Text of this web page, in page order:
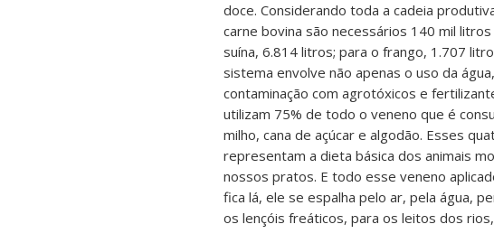
doce. Considerando toda a cadeia
carne bovina são necessários 140 mil litros
suína, 6.814 litros; para o frango, 1.707
sistema envolve não apenas o uso da
contaminação com agrotóxicos e
utilizam 75% de todo o veneno que é
milho, cana de açúcar e algodão. Esses
representam a dieta básica dos animais
nossos pratos. E todo esse veneno
fica lá, ele se espalha pelo ar, pela água,
os lençóis freáticos, para os leitos dos